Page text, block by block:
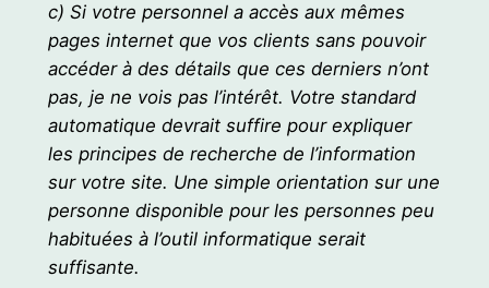
c) Si votre personnel a accès aux mêmes
pages internet que vos clients sans pouvoir
accéder à des détails que ces derniers n’ont
pas, je ne vois pas l’intérêt. Votre standard
automatique devrait suffire pour expliquer
les principes de recherche de l’information
sur votre site. Une simple orientation sur une
personne disponible pour les personnes peu
habituées à l’outil informatique serait
suffisante.